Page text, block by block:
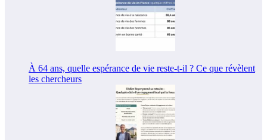
À 64 ans, quelle espérance de vie reste-t-il ? Ce que révèlent
les chercheurs